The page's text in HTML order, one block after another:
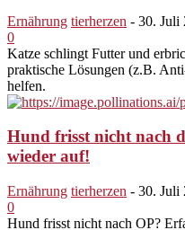
Ernährung tierherzen - 30. Juli
0
Katze schlingt Futter und
praktische Lösungen (z.B.
helfen.
Hund frisst nicht nach
wieder auf!
Ernährung tierherzen - 30. Juli
0
Hund frisst nicht nach OP?